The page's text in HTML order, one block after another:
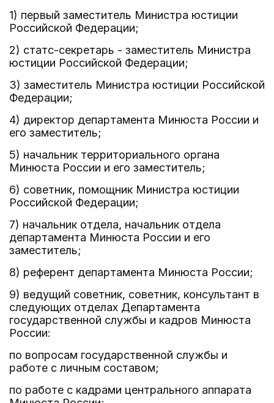
1) первый заместитель Министра юстиции
Российской Федерации;
2) статс-секретарь - заместитель Министра
юстиции Российской Федерации;
3) заместитель Министра юстиции Российской
Федерации;
4) директор департамента Минюста России и
его заместитель;
5) начальник территориального органа
Минюста России и его заместитель;
6) советник, помощник Министра юстиции
Российской Федерации;
7) начальник отдела, начальник отдела
департамента Минюста России и его
заместитель;
8) референт департамента Минюста России;
9) ведущий советник, советник, консультант в
следующих отделах Департамента
государственной службы и кадров Минюста
России:
по вопросам государственной службы и
работе с личным составом;
по работе с кадрами центрального аппарата